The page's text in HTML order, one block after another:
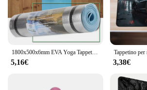
1800x500x6mm EVA Yoga Tappetino per esercizi Tappetino da campeggio per picnic all'aperto a prova d'umidità Tappetini per yoga Body Building Palestra Accessori per il fitness
5,16€ 3,38€